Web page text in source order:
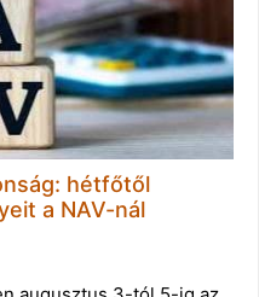
hétfőtől
a NAV-nál